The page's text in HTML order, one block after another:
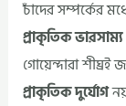
চাঁদের সম্পর্কের
প্রাকৃতিক ভারসাম্য
গোয়েন্দারা
প্রাকৃতিক দুর্যোগ